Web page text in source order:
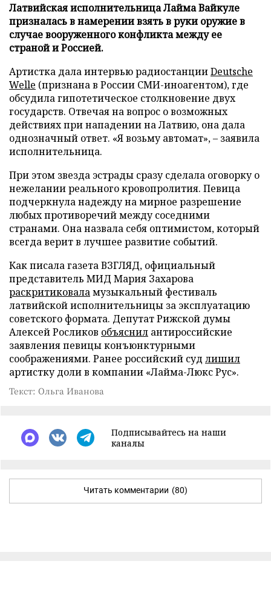
Латвийская исполнительница Лайма Вайкуле
призналась в намерении взять в руки оружие в
случае вооруженного конфликта между ее
страной и Россией.
Артистка дала интервью радиостанцииDeutsche
Welle (признана в России СМИ-иноагентом), где
обсудила гипотетическое столкновение двух
государств. Отвечая на вопрос о возможных
действиях при нападении на Латвию, она дала
однозначный ответ. «Я возьму автомат», – заявила
исполнительница.
При этом звезда эстрады сразу сделала оговорку о
нежелании реального кровопролития. Певица
подчеркнула надежду на мирное разрешение
любых противоречий между соседними
странами. Она назвала себя оптимистом, который
всегда верит в лучшее развитие событий.
Как писала газета ВЗГЛЯД, официальный
представитель МИД Мария Захарова
раскритиковаламузыкальный фестиваль
латвийской исполнительницы за эксплуатацию
советского формата. Депутат Рижской думы
Алексей Росликов объяснил антироссийские
заявления певицы конъюнктурными
соображениями. Ранее российский суд лишил
артистку доли в компании «Лайма-Люкс Рус».
Текст: Ольга Иванова
Подписывайтесь на наши
каналы
Читать комментарии (80)